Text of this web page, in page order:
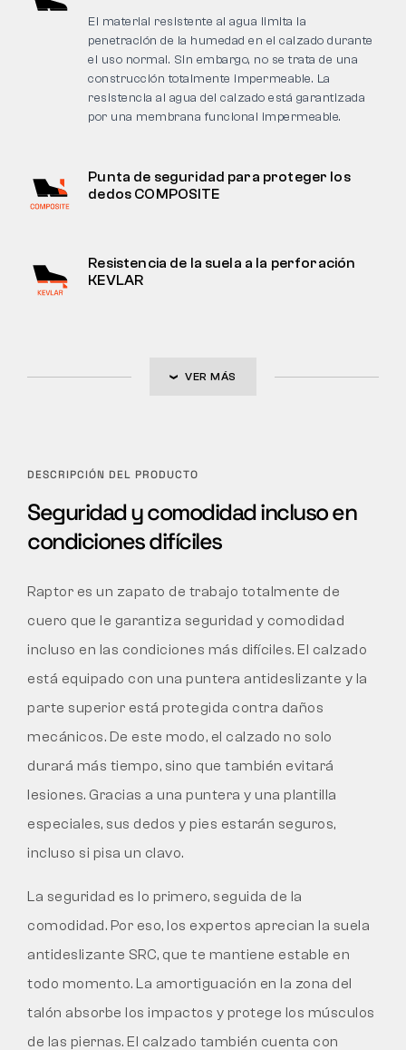
El material resistente al agua limita la
penetración de la humedad en el calzado durante
el uso normal. Sin embargo, no se trata de una
construcción totalmente impermeable. La
resistencia al agua del calzado está garantizada
por una membrana funcional impermeable.
Punta de seguridad para proteger los
dedos COMPOSITE
Resistencia de la suela a la perforación
KEVLAR
VER MÁS
DESCRIPCIÓN DEL PRODUCTO
Seguridad y comodidad incluso en
condiciones difíciles
Raptor es un zapato de trabajo totalmente de
cuero que le garantiza seguridad y comodidad
incluso en las condiciones más difíciles. El calzado
está equipado con una puntera antideslizante y la
parte superior está protegida contra daños
mecánicos. De este modo, el calzado no solo
durará más tiempo, sino que también evitará
lesiones. Gracias a una puntera y una plantilla
especiales, sus dedos y pies estarán seguros,
incluso si pisa un clavo.
La seguridad es lo primero, seguida de la
comodidad. Por eso, los expertos aprecian la suela
antideslizante SRC, que te mantiene estable en
todo momento. La amortiguación en la zona del
talón absorbe los impactos y protege los músculos
de las piernas. El calzado también cuenta con